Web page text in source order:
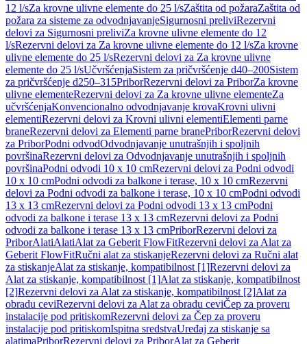
12 l/sZa krovne ulivne elemente do 25 l/sZaštita od požaraZaštita od
požara za sisteme za odvodnjavanjeSigurnosni preliviRezervni
delovi za Sigurnosni preliviZa krovne ulivne elemente do 12
l/sRezervni delovi za Za krovne ulivne elemente do 12 l/sZa krovne
ulivne elemente do 25 l/sRezervni delovi za Za krovne ulivne
elemente do 25 l/sUčvršćenjaSistem za pričvršćenje d40–200Sistem
za pričvršćenje d250–315PriborRezervni delovi za PriborZa krovne
ulivne elementeRezervni delovi za Za krovne ulivne elementeZa
učvršćenjaKonvencionalno odvodnjavanje krovaKrovni ulivni
elementiRezervni delovi za Krovni ulivni elementiElementi parne
braneRezervni delovi za Elementi parne branePriborRezervni delovi
za PriborPodni odvodOdvodnjavanje unutrašnjih i spoljnih
površinaRezervni delovi za Odvodnjavanje unutrašnjih i spoljnih
površinaPodni odvodi 10 x 10 cmRezervni delovi za Podni odvodi
10 x 10 cmPodni odvodi za balkone i terase, 10 x 10 cmRezervni
delovi za Podni odvodi za balkone i terase, 10 x 10 cmPodni odvodi
13 x 13 cmRezervni delovi za Podni odvodi 13 x 13 cmPodni
odvodi za balkone i terase 13 x 13 cmRezervni delovi za Podni
odvodi za balkone i terase 13 x 13 cmPriborRezervni delovi za
PriborAlatiAlatiAlat za Geberit FlowFitRezervni delovi za Alat za
Geberit FlowFitRučni alat za stiskanjeRezervni delovi za Ručni alat
za stiskanjeAlat za stiskanje, kompatibilnost [1]Rezervni delovi za
Alat za stiskanje, kompatibilnost [1]Alat za stiskanje, kompatibilnost
[2]Rezervni delovi za Alat za stiskanje, kompatibilnost [2]Alat za
obradu ceviRezervni delovi za Alat za obradu ceviČep za proveru
instalacije pod pritiskomRezervni delovi za Čep za proveru
instalacije pod pritiskomIspitna sredstvaUređaj za stiskanje sa
alatimaPriborRezervni delovi za PriborAlat za Geberit